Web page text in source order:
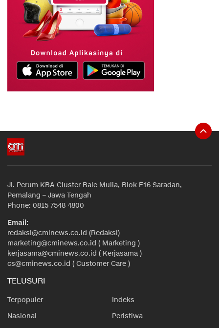
Jl. Perum KBA Cluster Bale Mulia, Blok E16 Saradan,
Pemalang – Jawa Tengah
Phone: 0815 7548 4800
Email:
redaksi@cminews.co.id (Redaksi)
marketing@cminews.co.id ( Marketing )
kerjasama@cminews.co.id ( Kerjasama )
cs@cminews.co.id ( Customer Care )
TELUSURI
Terpopuler
Indeks
Nasional
Peristiwa